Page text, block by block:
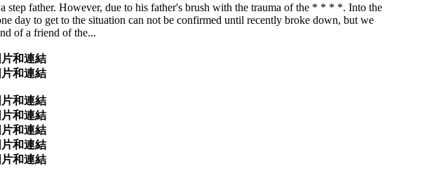
father. However, due to his father's brush with the trauma of the * * * *. Into the
day to get to the situation can not be confirmed until recently broke down, but we
of a friend of the...
和連結
和連結
和連結
和連結
和連結
和連結
和連結